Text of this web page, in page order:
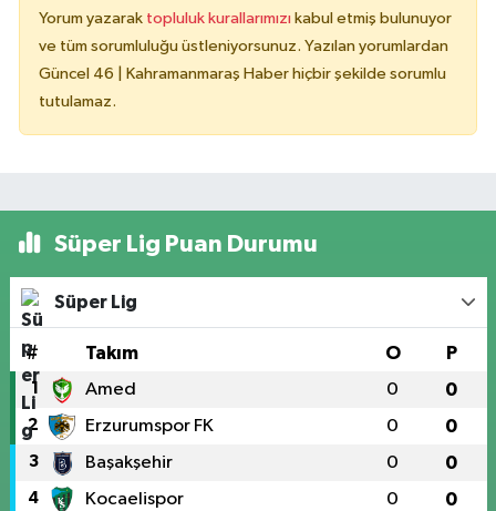
Yorum yazarak topluluk kurallarımızı kabul etmiş bulunuyor
ve tüm sorumluluğu üstleniyorsunuz. Yazılan yorumlardan
Güncel 46 | Kahramanmaraş Haber hiçbir şekilde sorumlu
tutulamaz.
Süper Lig Puan Durumu
Süper Lig
# Takım O P
1 Amed 0 0
2 Erzurumspor FK 0 0
3 Başakşehir 0 0
4 Kocaelispor 0 0